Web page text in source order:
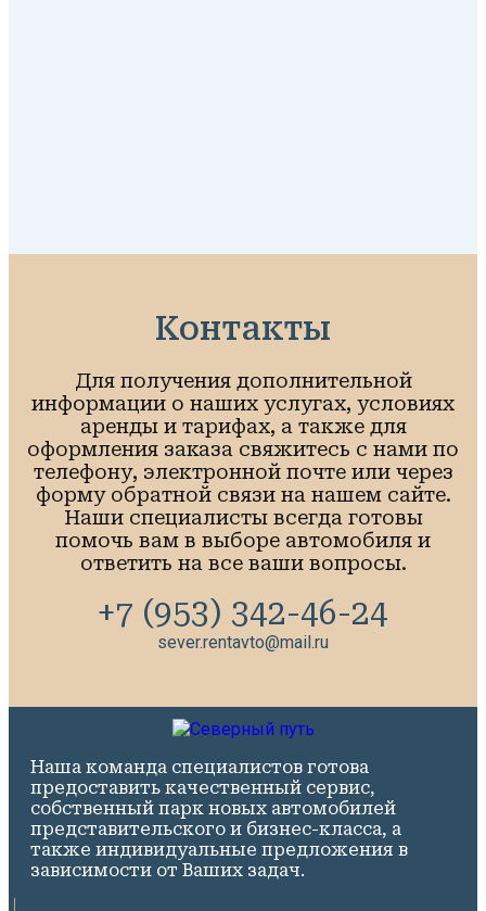
Контакты
Для получения дополнительной
информации о наших услугах, условиях
аренды и тарифах, а также для
оформления заказа свяжитесь с нами по
телефону, электронной почте или через
форму обратной связи на нашем сайте.
Наши специалисты всегда готовы
помочь вам в выборе автомобиля и
ответить на все ваши вопросы.
+7 (953) 342-46-24
sever.rentavto@mail.ru
Наша команда специалистов готова
предоставить качественный сервис,
собственный парк новых автомобилей
представительского и бизнес-класса, а
также индивидуальные предложения в
зависимости от Ваших задач.